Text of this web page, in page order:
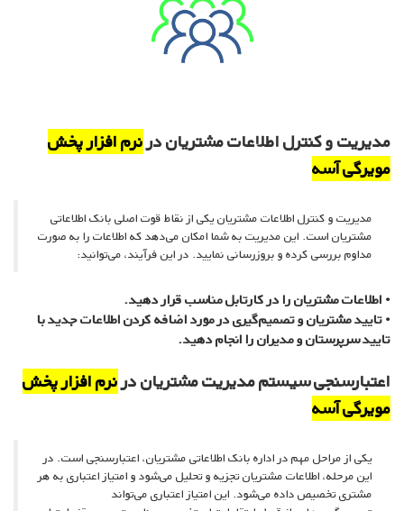
مدیریت و کنترل اطلاعات مشتریان در نرم افزار پخش
مویرگی آسه
مدیریت و کنترل اطلاعات مشتریان یکی از نقاط قوت اصلی بانک اطلاعاتی
مشتریان است. این مدیریت به شما امکان می‌دهد که اطلاعات را به صورت
مداوم بررسی کرده و بروزرسانی نمایید. در این فرآیند، می‌توانید:
• اطلاعات مشتریان را در کارتابل مناسب قرار دهید.
• تایید مشتریان و تصمیم‌گیری در مورد اضافه کردن اطلاعات جدید با
تایید سرپرستان و مدیران را انجام دهید.
اعتبارسنجی سیستم مدیریت مشتریان در نرم افزار پخش
مویرگی آسه
یکی از مراحل مهم در اداره بانک اطلاعاتی مشتریان، اعتبارسنجی است. در
این مرحله، اطلاعات مشتریان تجزیه و تحلیل می‌شود و امتیاز اعتباری به هر
مشتری تخصیص داده می‌شود. این امتیاز اعتباری می‌تواند